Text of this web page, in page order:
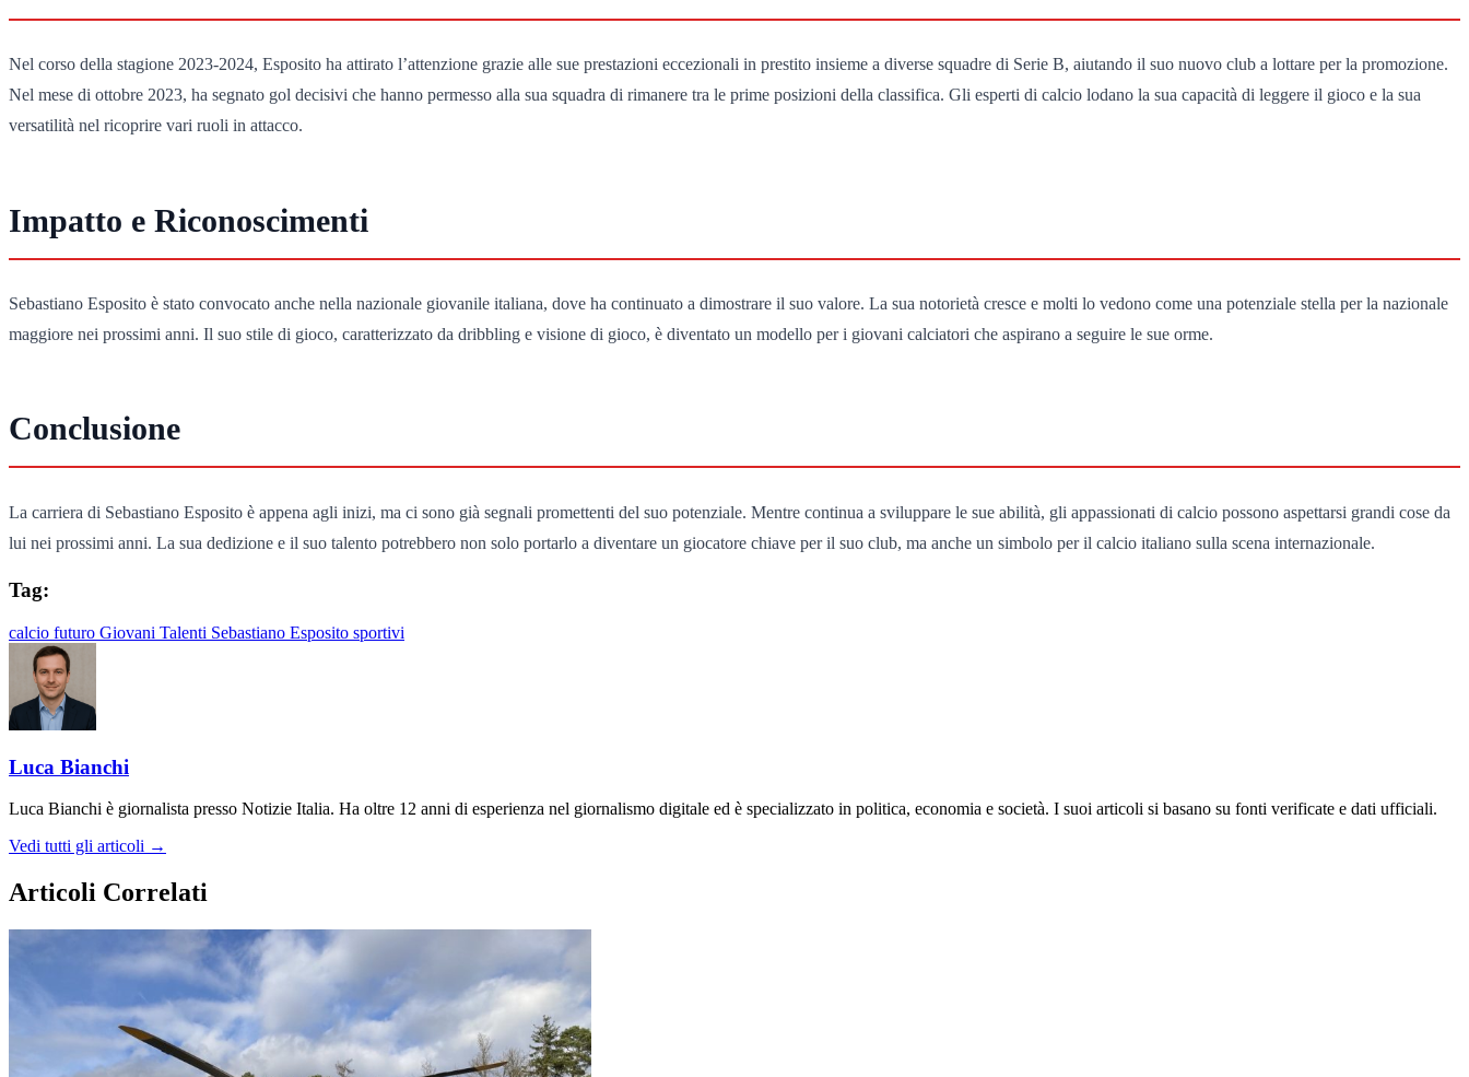
Nel corso della stagione 2023-2024, Esposito ha attirato l’attenzione grazie alle sue prestazioni eccezionali in prestito insieme a diverse squadre di Serie B, aiutando il suo nuovo club a lottare per la promozione.
Nel mese di ottobre 2023, ha segnato gol decisivi che hanno permesso alla sua squadra di rimanere tra le prime posizioni della classifica. Gli esperti di calcio lodano la sua capacità di leggere il gioco e la sua
versatilità nel ricoprire vari ruoli in attacco.
Impatto e Riconoscimenti
Sebastiano Esposito è stato convocato anche nella nazionale giovanile italiana, dove ha continuato a dimostrare il suo valore. La sua notorietà cresce e molti lo vedono come una potenziale stella per la nazionale
maggiore nei prossimi anni. Il suo stile di gioco, caratterizzato da dribbling e visione di gioco, è diventato un modello per i giovani calciatori che aspirano a seguire le sue orme.
Conclusione
La carriera di Sebastiano Esposito è appena agli inizi, ma ci sono già segnali promettenti del suo potenziale. Mentre continua a sviluppare le sue abilità, gli appassionati di calcio possono aspettarsi grandi cose da
lui nei prossimi anni. La sua dedizione e il suo talento potrebbero non solo portarlo a diventare un giocatore chiave per il suo club, ma anche un simbolo per il calcio italiano sulla scena internazionale.
Tag:
calcio futuro Giovani Talenti Sebastiano Esposito sportivi
Luca Bianchi
Luca Bianchi è giornalista presso Notizie Italia. Ha oltre 12 anni di esperienza nel giornalismo digitale ed è specializzato in politica, economia e società. I suoi articoli si basano su fonti verificate e dati ufficiali.
Vedi tutti gli articoli →
Articoli Correlati